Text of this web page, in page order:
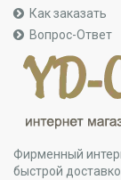
Как заказать
Вопрос-Ответ
Фирменный
быстрой